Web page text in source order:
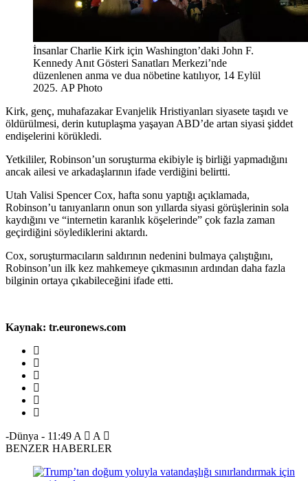
İnsanlar Charlie Kirk için Washington’daki John F.
Kennedy Anıt Gösteri Sanatları Merkezi’nde
düzenlenen anma ve dua nöbetine katılıyor, 14 Eylül
2025. AP Photo
Kirk, genç, muhafazakar Evanjelik Hristiyanları siyasete taşıdı ve
öldürülmesi, derin kutuplaşma yaşayan ABD’de artan siyasi şiddet
endişelerini körükledi.
Yetkililer, Robinson’un soruşturma ekibiyle iş birliği yapmadığını
ancak ailesi ve arkadaşlarının ifade verdiğini belirtti.
Utah Valisi Spencer Cox, hafta sonu yaptığı açıklamada,
Robinson’u tanıyanların onun son yıllarda siyasi görüşlerinin sola
kaydığını ve “internetin karanlık köşelerinde” çok fazla zaman
geçirdiğini söylediklerini aktardı.
Cox, soruşturmacıların saldırının nedenini bulmaya çalıştığını,
Robinson’un ilk kez mahkemeye çıkmasının ardından daha fazla
bilginin ortaya çıkabileceğini ifade etti.
Kaynak: tr.euronews.com
-Dünya - 11:49A
A
BENZER HABERLER